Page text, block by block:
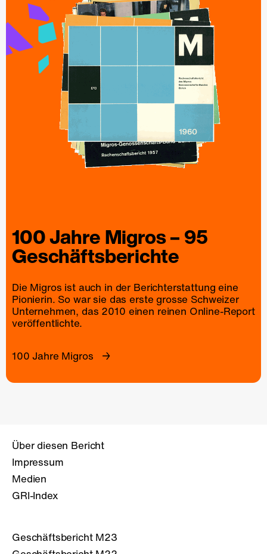
100 JahreMigros– 95
Geschäfts­berichte
Die Migros ist auch in der Berichterstattung eine
Pionierin. So war sie das erste grosse Schweizer
Unternehmen, das 2010 einen reinen Online-Report
veröffentlichte.
100 Jahre Migros
Über diesen Bericht
Impressum
Medien
GRI-Index
Geschäftsbericht M23